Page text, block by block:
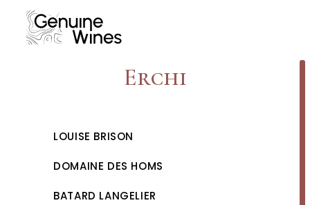
content
Erchi
LOUISE BRISON
DOMAINE DES HOMS
BATARD LANGELIER